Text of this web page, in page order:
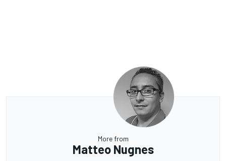
More from
Matteo Nugnes